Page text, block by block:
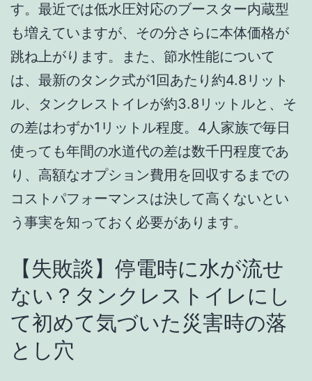
す。最近では低水圧対応のブースター内蔵型
も増えていますが、その分さらに本体価格が
跳ね上がります。また、節水性能について
は、最新のタンク式が1回あたり約4.8リット
ル、タンクレストイレが約3.8リットルと、そ
の差はわずか1リットル程度。4人家族で毎日
使っても年間の水道代の差は数千円程度であ
り、高額なオプション費用を回収するまでの
コストパフォーマンスは決して高くないとい
う事実を知っておく必要があります。
【失敗談】停電時に水が流せ
ない？タンクレストイレにし
て初めて気づいた災害時の落
とし穴